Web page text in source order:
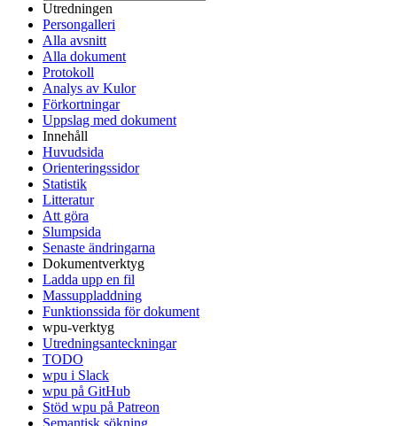
Utredningen
Persongalleri
Alla avsnitt
Alla dokument
Protokoll
Analys av Kulor
Förkortningar
Uppslag med dokument
Innehåll
Huvudsida
Orienteringssidor
Statistik
Litteratur
Att göra
Slumpsida
Senaste ändringarna
Dokumentverktyg
Ladda upp en fil
Massuppladdning
Funktionssida för dokument
wpu-verktyg
Utredningsanteckningar
TODO
wpu i Slack
wpu på GitHub
Stöd wpu på Patreon
Semantisk sökning